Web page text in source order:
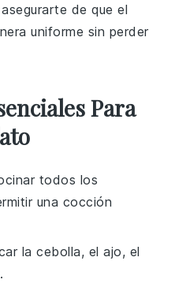
de que el
uniforme sin perder
Para
todos los
una cocción
la cebolla, el ajo, el